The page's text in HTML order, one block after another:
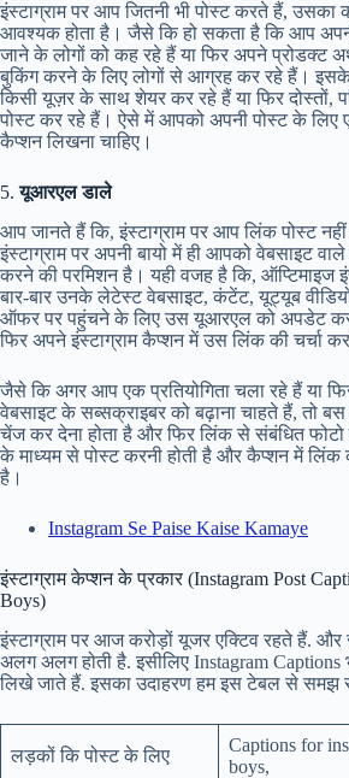
इंस्टाग्राम पर आप जितनी भी पोस्ट करते हैं, उसका
आवश्यक होता है। जैसे कि हो सकता है कि आप
जाने के लोगों को कह रहे हैं या फिर अपने प्रोडक्ट
बुकिंग करने के लिए लोगों से आग्रह कर रहे हैं। इसके
किसी यूज़र के साथ शेयर कर रहे हैं या फिर दोस्तों,
पोस्ट कर रहे हैं। ऐसे में आपको अपनी पोस्ट के लिए
कैप्शन लिखना चाहिए।
5.यूआरएल डाले
आप जानते हैं कि, इंस्टाग्राम पर आप लिंक पोस्ट
इंस्टाग्राम पर अपनी बायो में ही आपको वेबसाइट
करने की परमिशन है। यही वजह है कि, ऑप्टिमाइज
बार-बार उनके लेटेस्ट वेबसाइट, कंटेंट, यूट्यूब
ऑफर पर पहुंचने के लिए उस यूआरएल को अपडेट
फिर अपने इंस्टाग्राम कैप्शन में उस लिंक की चर्चा
जैसे कि अगर आप एक प्रतियोगिता चला रहे हैं या
वेबसाइट के सब्सक्राइबर को बढ़ाना चाहते हैं, तो
चेंज कर देना होता है और फिर लिंक से संबंधित फोटो
के माध्यम से पोस्ट करनी होती है और कैप्शन में लिंक
है।
Instagram Se Paise Kaise Kamaye
इंस्टाग्राम केप्शन के प्रकार (Instagram Post
Boys)
इंस्टाग्राम पर आज करोड़ों यूजर एक्टिव रहते हैं.
अलग अलग होती है. इसीलिए Instagram Captions
लिखे जाते हैं. इसका उदाहरण हम इस टेबल से समझ
लड़कों कि पोस्ट के लिए
Captions for
boys,